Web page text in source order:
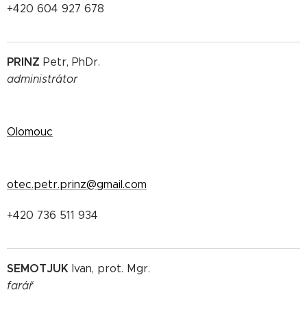
+420 604 927 678
PRINZ Petr, PhDr.
administrátor
Olomouc
otec.petr.prinz@gmail.com
+420 736 511 934
SEMOTJUK Ivan, prot. Mgr.
farář